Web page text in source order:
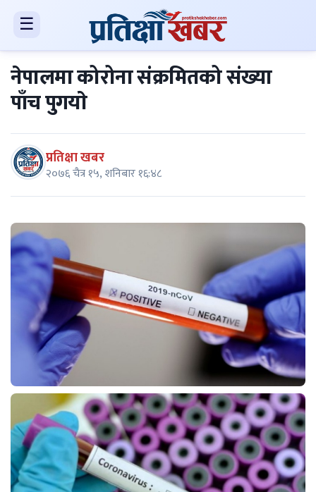
☰
नेपालमा कोरोना संक्रमितको संख्या
पाँच पुगयाे
प्रतिक्षा खबर
२०७६ चैत्र १५, शनिबार १६:४८